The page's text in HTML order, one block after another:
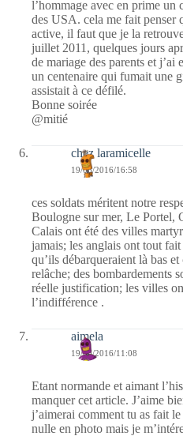
l’hommage avec en prime un
des USA. cela me fait penser
active, il faut que je la
juillet 2011, quelques jours
de mariage des parents et j’ai
un centenaire qui fumait une
assistait à ce défilé.
Bonne soirée
@mitié
chez laramicelle
19/06/2016/16:58
ces soldats méritent notre
Boulogne sur mer, Le Portel,
Calais ont été des villes
jamais; les anglais ont tout
qu’ils débarqueraient là bas
relâche; des bombardements
réelle justification; les villes
l’indifférence .
aimela
19/06/2016/11:08
Etant normande et aimant
manquer cet article. J’aime
j’aimerai comment tu as fait
nulle en photo mais je